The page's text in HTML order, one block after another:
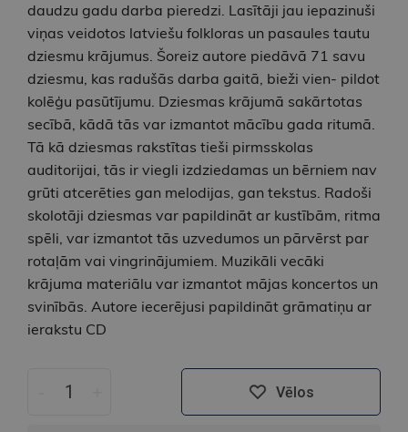
daudzu gadu darba pieredzi. Lasītāji jau iepazinuši
viņas veidotos latviešu folkloras un pasaules tautu
dziesmu krājumus. Šoreiz autore piedāvā 71 savu
dziesmu, kas radušās darba gaitā, bieži vien- pildot
kolēģu pasūtījumu. Dziesmas krājumā sakārtotas
secībā, kādā tās var izmantot mācību gada ritumā.
Tā kā dziesmas rakstītas tieši pirmsskolas
auditorijai, tās ir viegli izdziedamas un bērniem nav
grūti atcerēties gan melodijas, gan tekstus. Radoši
skolotāji dziesmas var papildināt ar kustībām, ritma
spēli, var izmantot tās uzvedumos un pārvērst par
rotaļām vai vingrinājumiem. Muzikāli vecāki
krājuma materiālu var izmantot mājas koncertos un
svinībās. Autore iecerējusi papildināt grāmatiņu ar
ierakstu CD
Vēlos